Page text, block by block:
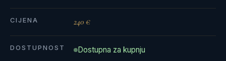
CIJENA 240 €
DOSTUPNOST Dostupna za kupnju